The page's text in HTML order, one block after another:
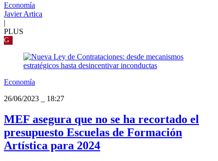
Economía
Javier Artica
|
PLUS
G
Economía
26/06/2023
18:27
MEF asegura que no se ha recortado el
presupuesto Escuelas de Formación
Artística para 2024